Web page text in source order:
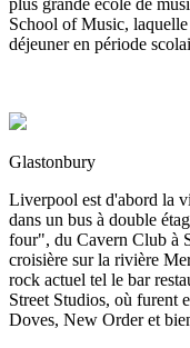
School of Music, laquelle
déjeuner en période
Glastonbury
Liverpool est d'abord la
dans un bus à double
four", du Cavern Club à
croisière sur la rivière
rock actuel tel le bar
Street Studios, où furent
Doves, New Order et